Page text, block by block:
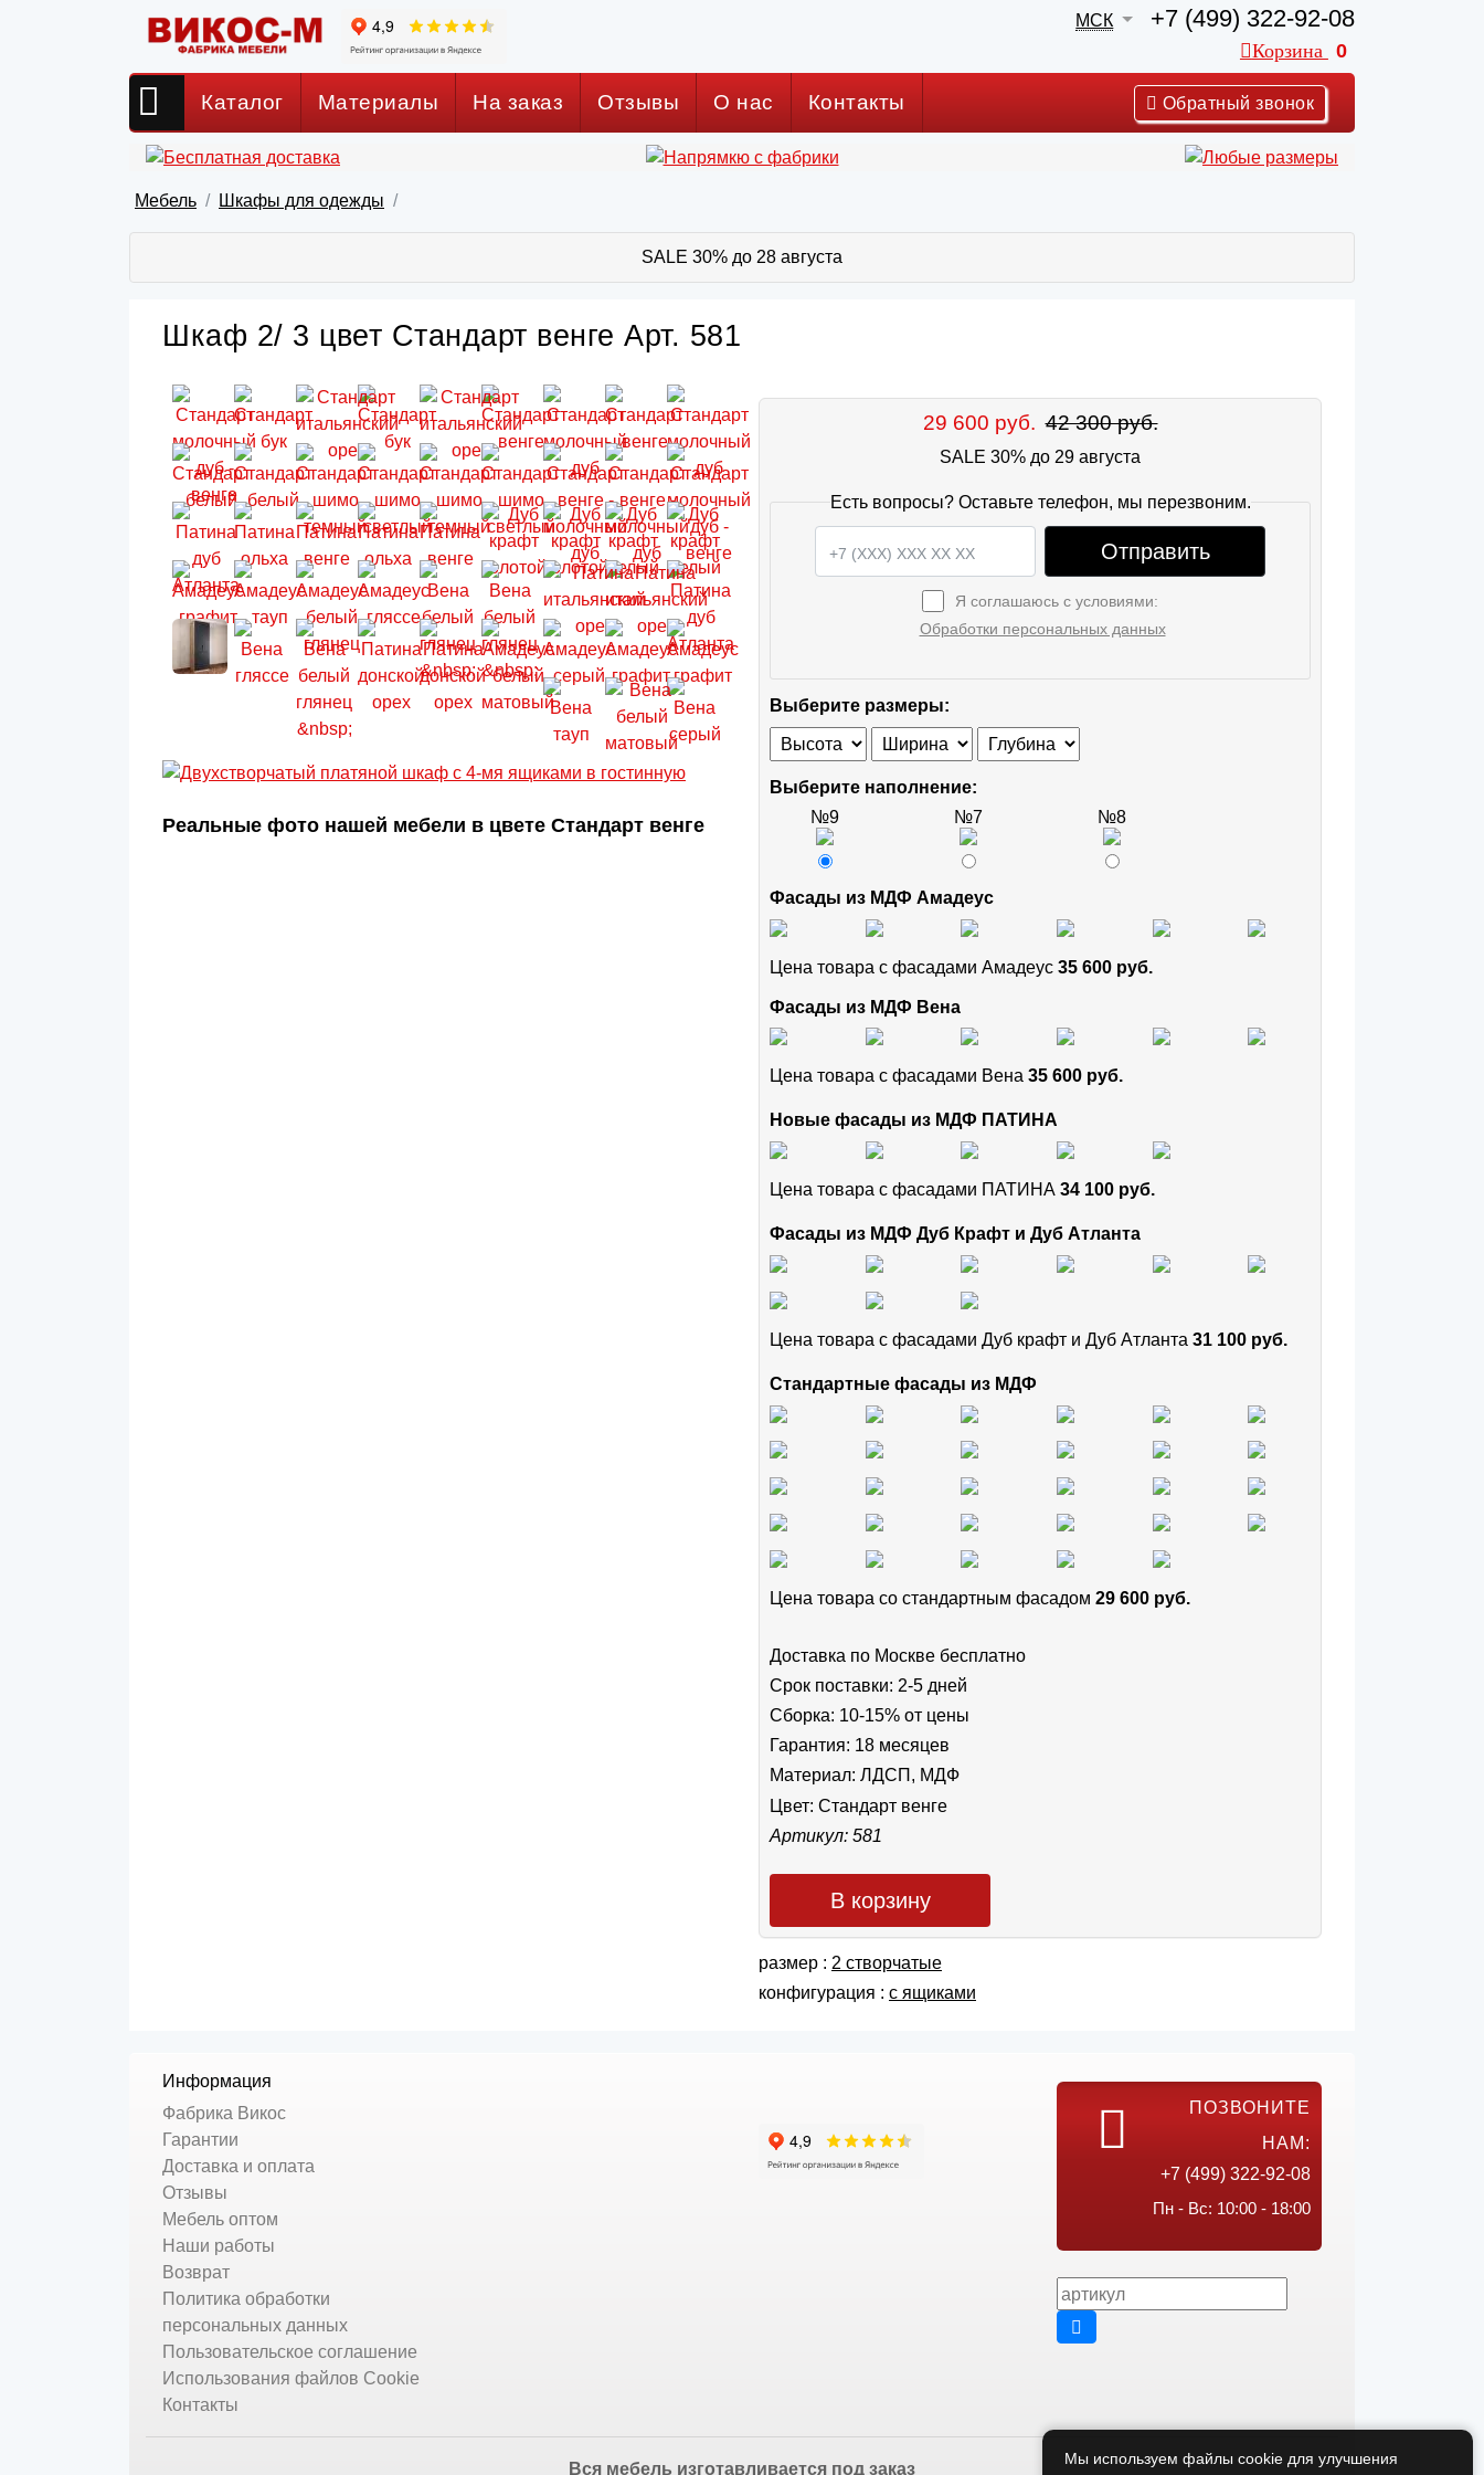
МСК +7 (499) 322-92-08
Корзина 0
Каталог Материалы На заказ Отзывы О нас Контакты Обратный звонок
Мебель Шкафы для одежды
SALE 30% до 28 августа
Шкаф 2/ 3 цвет Стандарт венге Арт. 581
Реальные фото нашей мебели в цвете Стандарт венге
29 600 руб. 42 300 руб.
SALE 30% до 29 августа
Есть вопросы? Оставьте телефон, мы перезвоним.
Отправить
Я соглашаюсь с условиями:
Обработки персональных данных
Выберите размеры:
Выберите наполнение:
№9
№7 №8
Фасады из МДФ Амадеус
Цена товара с фасадами Амадеус 35 600 руб.
Фасады из МДФ Вена
Цена товара с фасадами Вена 35 600 руб.
Новые фасады из МДФ ПАТИНА
Цена товара с фасадами ПАТИНА 34 100 руб.
Фасады из МДФ Дуб Крафт и Дуб Атланта
Цена товара с фасадами Дуб крафт и Дуб Атланта 31 100 руб.
Стандартные фасады из МДФ
Цена товара cо стандартным фасадом 29 600 руб.
Доставка по Москве бесплатно
Срок поставки: 2-5 дней
Сборка: 10-15% от цены
Гарантия: 18 месяцев
Материал: ЛДСП, МДФ
Цвет: Стандарт венге
Артикул: 581
В корзину
размер : 2 створчатые
конфигурация : с ящиками
Информация
Фабрика Викос
Гарантии
Доставка и оплата
Отзывы
Мебель оптом
Наши работы
Возврат
Политика обработки
персональных данных
Пользовательское соглашение
Использования файлов Cookie
Контакты
ПОЗВОНИТЕ
НАМ:
+7 (499) 322-92-08
Пн - Вс: 10:00 - 18:00
Вся мебель изготавливается под заказ
Мы используем файлы cookie для улучшения